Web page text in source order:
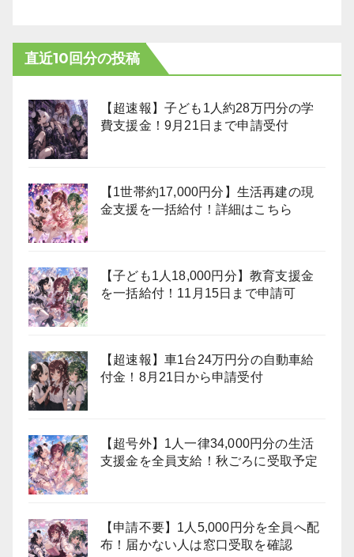
直近10回分の投稿
【超速報】子ども1人約28万円分の学
費支援金！9月21日まで申請受付
【1世帯約17,000円分】生活再建の現
金支援を一括給付！詳細はこちら
【子ども1人18,000円分】教育支援金
を一括給付！11月15日まで申請可
【超速報】車1台24万円分の自動車給
付金！8月21日から申請受付
【超号外】1人一律34,000円分の生活
支援金を全員支給！秋ごろに受取予定
【申請不要】1人5,000円分を全員へ配
布！届かない人は窓口受取を確認